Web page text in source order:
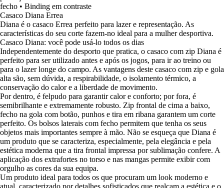
fecho • Binding em contraste
Casaco Diana Errea
Diana é o casaco Errea perfeito para lazer e representação. As
características do seu corte fazem-no ideal para a mulher desportiva.
Casaco Diana: você pode usá-lo todos os dias
Independentemente do desporto que pratica, o casaco com zip Diana é
perfeito para ser utilizado antes e após os jogos, para ir ao treino ou
para o lazer longe do campo. As vantagens deste casaco com zip e gola
alta são, sem dúvida, a respirabilidade, o isolamento térmico, a
conservação do calor e a liberdade de movimento.
Por dentro, é felpudo para garantir calor e conforto; por fora, é
semibrilhante e extremamente robusto. Zip frontal de cima a baixo,
fecho na gola com botão, punhos e tira em ribana garantem um corte
perfeito. Os bolsos laterais com fecho permitem que tenha os seus
objetos mais importantes sempre à mão. Não se esqueça que Diana é
um produto que se caracteriza, especialmente, pela elegância e pela
estética moderna que a tira frontal impressa por sublimação confere. A
aplicação dos extrafortes no torso e nas mangas permite exibir com
orgulho as cores da sua equipa.
Um produto ideal para todos os que procuram um look moderno e